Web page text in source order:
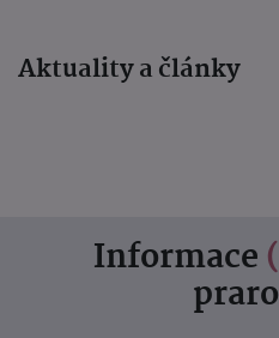
Aktuality a články
Informace